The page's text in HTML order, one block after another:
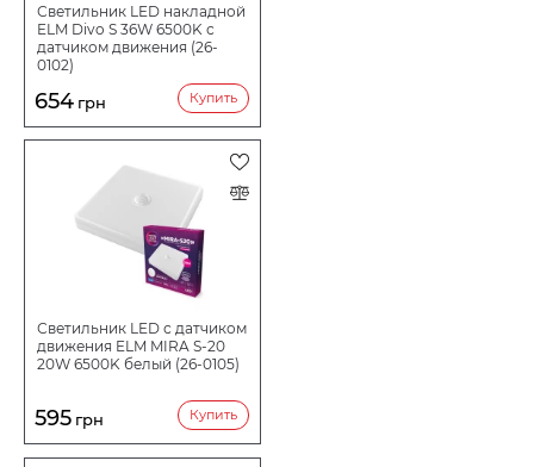
Светильник LED накладной
ELM Divo S 36W 6500K с
датчиком движения (26-
0102)
654 грн Купить
Светильник LED с датчиком
движения ELM MIRA S-20
20W 6500K белый (26-0105)
595 грн Купить